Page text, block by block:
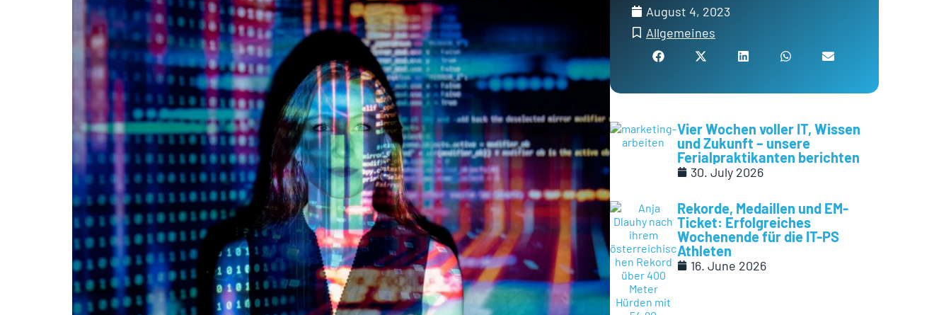
August 4, 2023
Allgemeines
Vier Wochen voller IT, Wissen
und Zukunft – unsere
Ferialpraktikanten berichten
30. July 2026
Rekorde, Medaillen und EM-
Ticket: Erfolgreiches
Wochenende für die IT-PS
Athleten
16. June 2026